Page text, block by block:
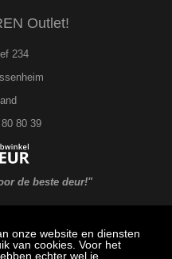
onze website en diensten
van cookies. Voor het
echter wel je
Outlet!
234
80 39
de beste deur!"
Service